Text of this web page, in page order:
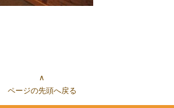
∧
ページの先頭へ戻る